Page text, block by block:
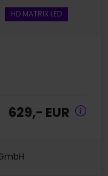
HD MATRIX LED
629,- EUR